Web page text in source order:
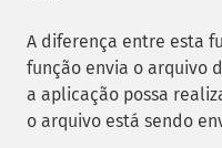
A diferença entre esta
função envia o arquivo
a aplicação possa
o arquivo está sendo